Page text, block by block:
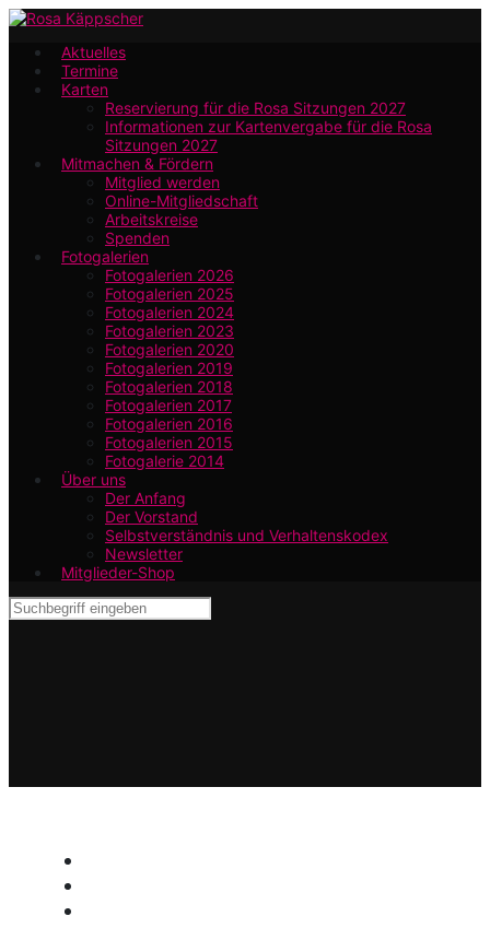
Zum
Hauptinhalt
springen
Aktuelles
Termine
Karten
Reservierung für die Rosa Sitzungen 2027
Informationen zur Kartenvergabe für die Rosa
Sitzungen 2027
Mitmachen & Fördern
Mitglied werden
Online-Mitgliedschaft
Arbeitskreise
Spenden
Fotogalerien
Fotogalerien 2026
Fotogalerien 2025
Fotogalerien 2024
Fotogalerien 2023
Fotogalerien 2020
Fotogalerien 2019
Fotogalerien 2018
Fotogalerien 2017
Fotogalerien 2016
Fotogalerien 2015
Fotogalerie 2014
Über uns
Der Anfang
Der Vorstand
Selbstverständnis und Verhaltenskodex
Newsletter
Mitglieder-Shop